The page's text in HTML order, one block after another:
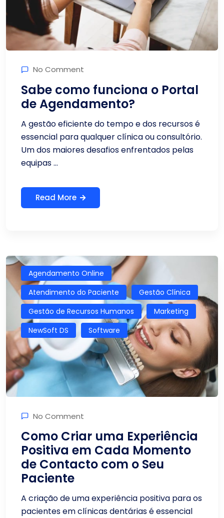
No Comment
Sabe como funciona o Portal
de Agendamento?
A gestão eficiente do tempo e dos recursos é
essencial para qualquer clínica ou consultório.
Um dos maiores desafios enfrentados pelas
equipas ...
Read More
Agendamento Online
Atendimento do Paciente
Gestão Clínica
Gestão de Recursos Humanos
Marketing
NewSoft DS
Software
No Comment
Como Criar uma Experiência
Positiva em Cada Momento
de Contacto com o Seu
Paciente
A criação de uma experiência positiva para os
pacientes em clínicas dentárias é essencial